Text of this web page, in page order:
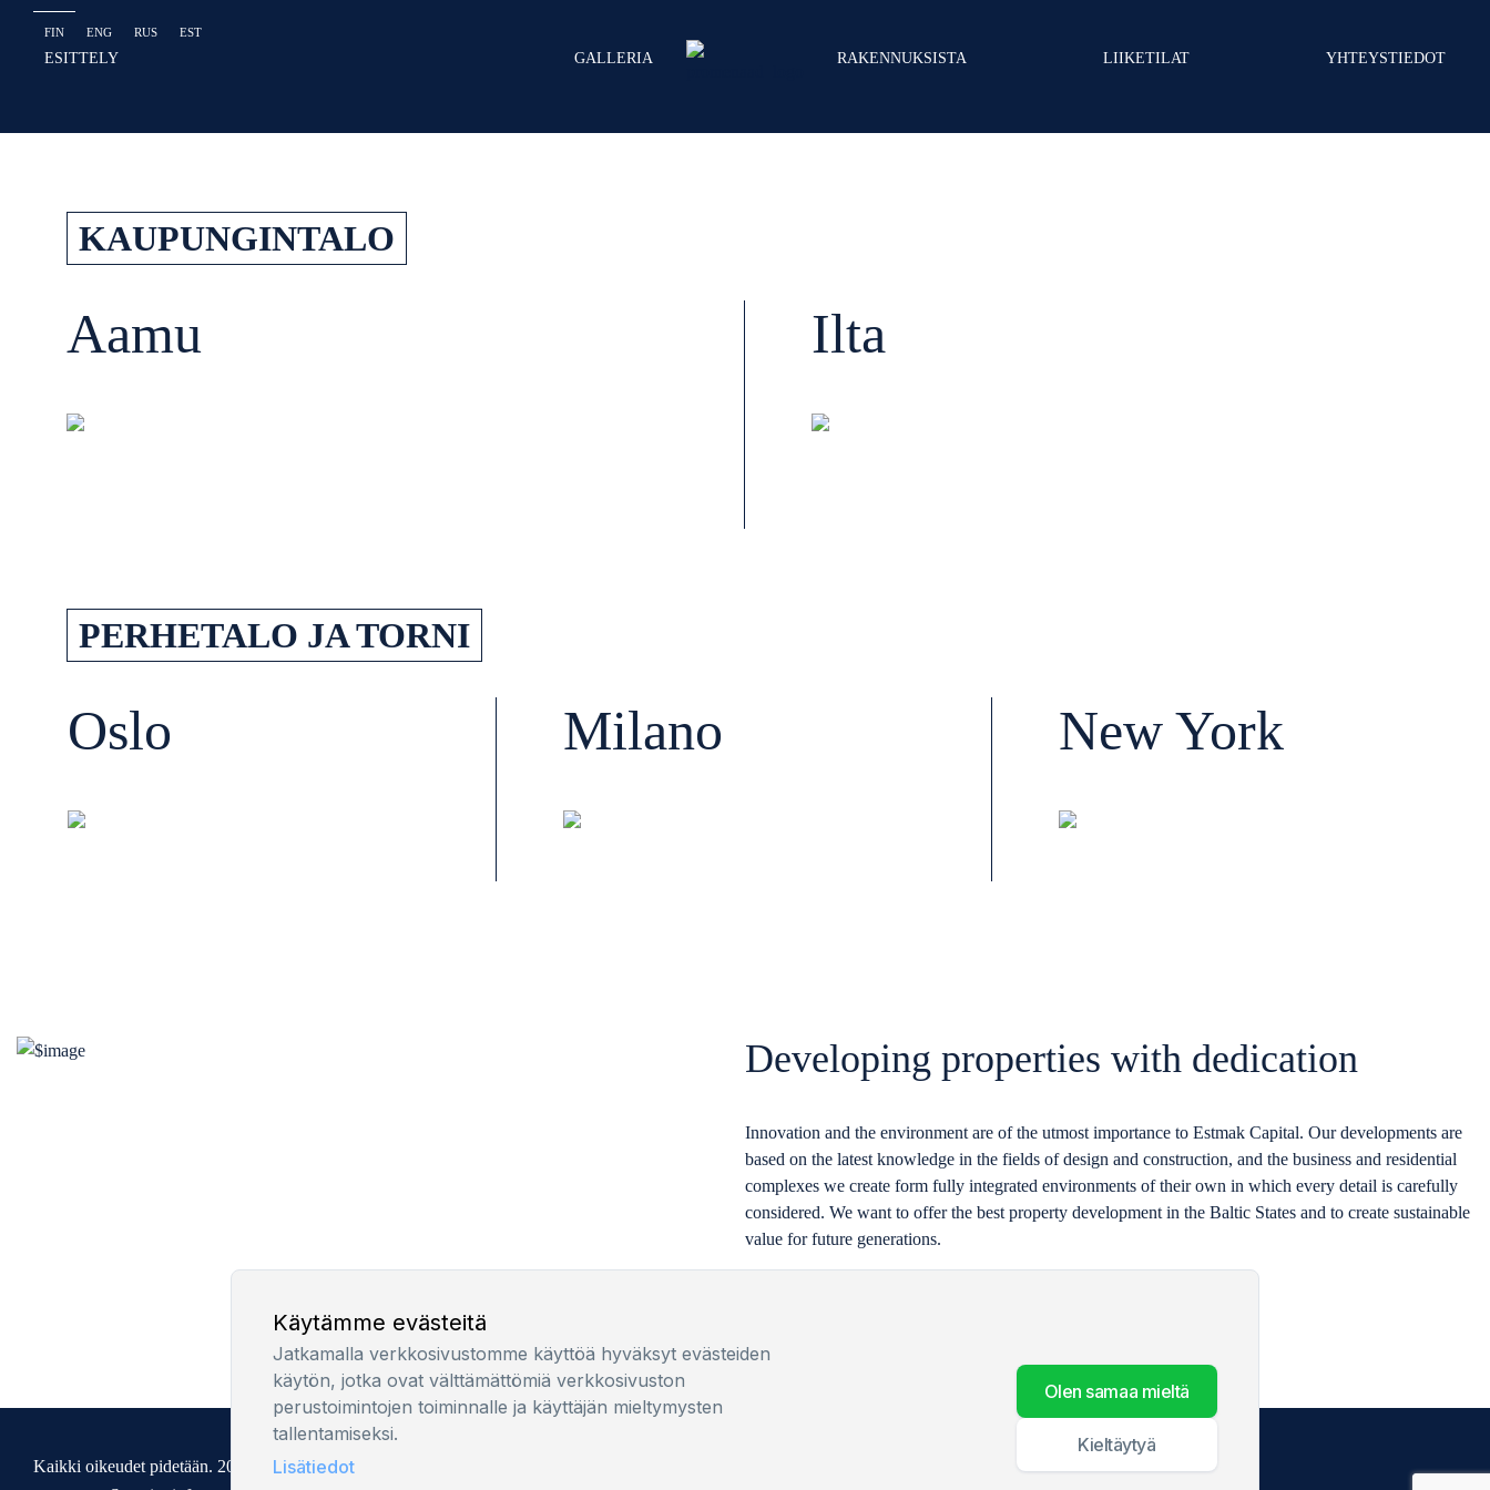
Käytämme evästeitä
Jatkamalla verkkosivustomme käyttöä hyväksyt evästeiden
käytön, jotka ovat välttämättömiä verkkosivuston
perustoimintojen toiminnalle ja käyttäjän mieltymysten
tallentamiseksi.
Lisätiedot
olen samaa mieltä
kieltäytyä
FIN ENG RUS EST
ESITTELY GALLERIA RAKENNUKSISTA LIIKETILAT YHTEYSTIEDOT
KAUPUNGINTALO
Aamu Ilta
PERHETALO JA TORNI
Oslo Milano New York
Developing properties with dedication
Innovation and the environment are of the utmost importance to Estmak Capital. Our developments are
based on the latest knowledge in the fields of design and construction, and the business and residential
complexes we create form fully integrated environments of their own in which every detail is carefully
considered. We want to offer the best property development in the Baltic States and to create sustainable
value for future generations.
Kaikki oikeudet pidetään. 2025